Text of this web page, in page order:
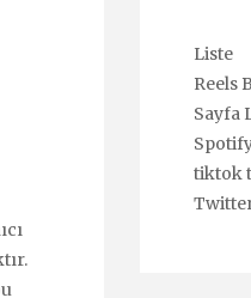
Liste
Reels
Sayfa
tiktok